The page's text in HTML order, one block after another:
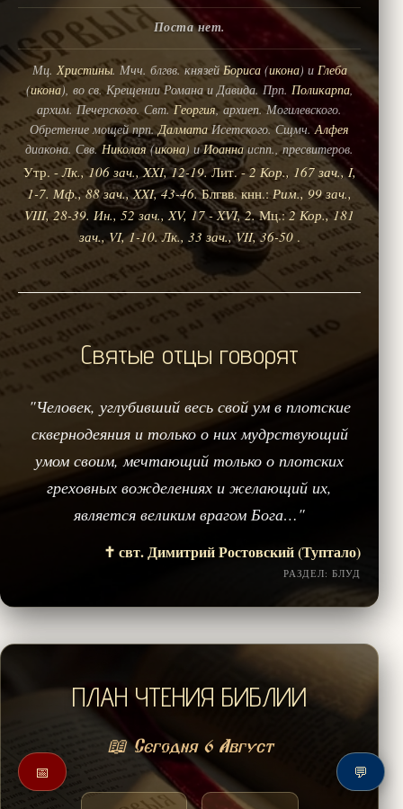
Поста нет.
Мц.Христины. Мчч. блгвв. князей Бориса(икона) и Глеба
(икона), во св. Крещении Романа и Давида. Прп. Поликарпа,
архим. Печерского. Свт.Георгия, архиеп. Могилевского.
Обретение мощей прп.ДалматаИсетского. Сщмч.Алфея
диакона. Свв.Николая(икона) иИоанна испп., пресвитеров.
Утр. -Лк., 106 зач., XXI, 12-19.Лит. -2 Кор., 167 зач., I,
1-7. Мф., 88 зач., XXI, 43-46.Блгвв. кнн.:Рим., 99 зач.,
VIII, 28-39. Ин., 52 зач., XV, 17 - XVI, 2.Мц.:2 Кор., 181
зач., VI, 1-10. Лк., 33 зач., VII, 36-50 .
Святые отцы говорят
"Человек, углубивший весь свой ум в плотские
сквернодеяния и только о них мудрствующий
умом своим, мечтающий только о плотских
греховных вожделениях и желающий их,
является великим врагом Бога…"
✝️ свт. Димитрий Ростовский (Туптало)
РАЗДЕЛ: БЛУД
ПЛАН ЧТЕНИЯ БИБЛИИ
📖 Сегодня 6 Август
📅 💬